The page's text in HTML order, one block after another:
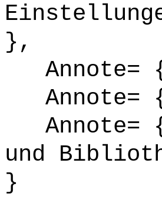
},
Annote=
Annote=
Annote=
und
}